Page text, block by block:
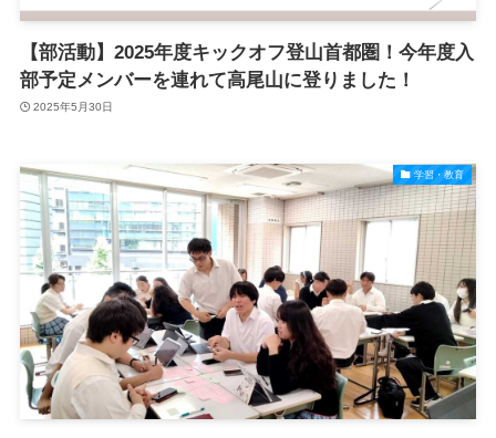
【部活動】2025年度キックオフ登山首都圏！今年度入
部予定メンバーを連れて高尾山に登りました！
2025年5月30日
学習・教育